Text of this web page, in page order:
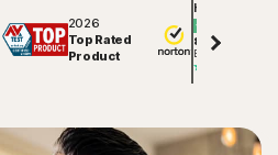
2026
Top Rated
Product
Hervorragend
81998
Bewertungen auf